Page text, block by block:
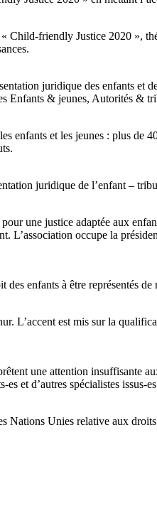
friendly Justice 2020 »,
juridique des enfants et
Enfants & jeunes, Autorités &
enfants et les jeunes : plus de
juridique de l’enfant –
une justice adaptée aux
L’association occupe la
des enfants à être représentés
L’accent est mis sur la
une attention insuffisante
et d’autres spécialistes
Nations Unies relative aux